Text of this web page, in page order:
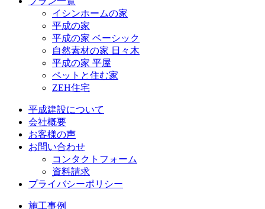
イシンホームの家
平成の家
平成の家 ベーシック
自然素材の家 日々木
平成の家 平屋
ペットと住む家
ZEH住宅
平成建設について
会社概要
お客様の声
お問い合わせ
コンタクトフォーム
資料請求
プライバシーポリシー
施工事例